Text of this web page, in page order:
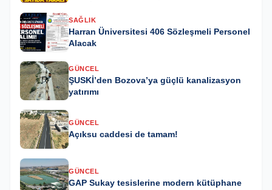
SAĞLIK
Harran Üniversitesi 406 Sözleşmeli Personel
Alacak
GÜNCEL
ŞUSKİ’den Bozova’ya güçlü kanalizasyon
yatırımı
GÜNCEL
Açıksu caddesi de tamam!
GÜNCEL
GAP Sukay tesislerine modern kütüphane